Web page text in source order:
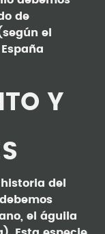
de
el
Y
del
el águila